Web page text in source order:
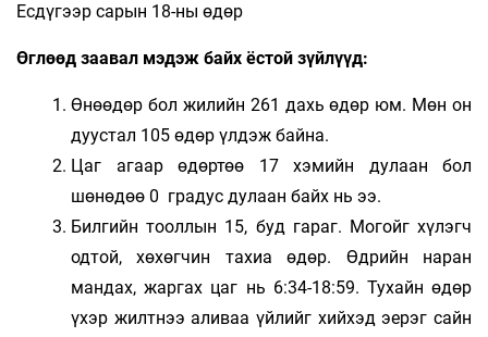
Есдүгээр сарын 18-ны өдөр
Өглөөд заавал мэдэж байх ёстой зүйлүүд:
Өнөөдөр бол жилийн 261 дахь өдөр юм. Мөн он
дуустал 105 өдөр үлдэж байна.
Цаг агаар өдөртөө 17 хэмийн дулаан бол
шөнөдөө 0 градус дулаан байх нь ээ.
Билгийн тооллын 15, буд гараг. Могойг хүлэгч
одтой, хөхөгчин тахиа өдөр. Өдрийн наран
мандах, жаргах цаг нь 6:34-18:59. Тухайн өдөр
үхэр жилтнээ аливаа үйлийг хийхэд эерэг сайн